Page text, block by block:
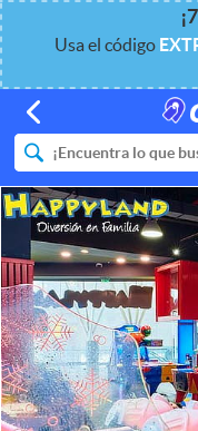
¡
Usa el código